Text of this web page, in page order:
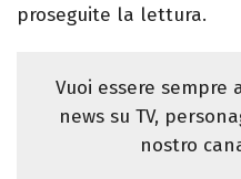
proseguite la lettura.
Vuoi essere
news su TV,
nostro